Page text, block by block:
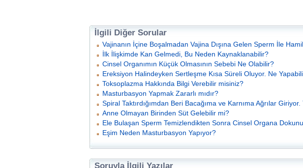
İlgili Diğer Sorular
Vajinanın İçine Boşalmadan Vajina Dışına Gelen Sperm İle
İlk İlişkimde Kan Gelmedi, Bu Neden Kaynaklanabilir?
Cinsel Organımın Küçük Olmasının Sebebi Ne Olabilir?
Ereksiyon Halindeyken Sertleşme Kısa Süreli Oluyor. Ne
Toksoplazma Hakkında Bilgi Verebilir misiniz?
Masturbasyon Yapmak Zararlı mıdır?
Spiral Taktırdığımdan Beri Bacağıma ve Karnıma Ağrılar
Anne Olmayan Birinden Süt Gelebilir mi?
Ele Bulaşan Sperm Temizlendikten Sonra Cinsel Organa
Eşim Neden Masturbasyon Yapıyor?
Soruyla İlgili Yazılar